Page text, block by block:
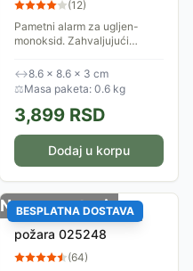
(12)
Pametni alarm za ugljen-
monoksid. Zahvaljujući
Smart Life aplikacijama, može
se lako integrisati u Vaš
sistem pametne...
↔8.6 × 8.6 × 3 cm
⚖Masa paketa: 0.6 kg
3,899 RSD
Dodaj u korpu
BESPLATNA DOSTAVA
Nema na stanju
Fibaro detektor dima i
požara 025248
(64)